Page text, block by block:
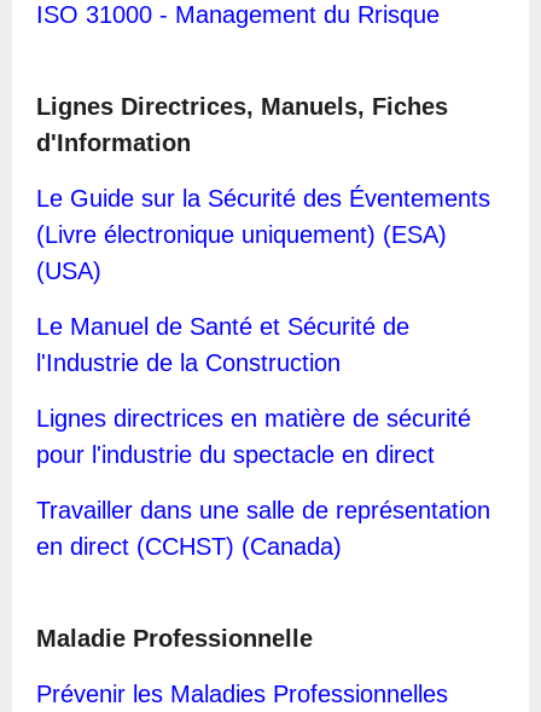
ISO 31000 - Management du Rrisque
Lignes Directrices, Manuels, Fiches
d'Information
Le Guide sur la Sécurité des Éventements
(Livre électronique uniquement) (ESA)
(USA)
Le Manuel de Santé et Sécurité de
l'Industrie de la Construction
Lignes directrices en matière de sécurité
pour l'industrie du spectacle en direct
Travailler dans une salle de représentation
en direct (CCHST) (Canada)
Maladie Professionnelle
Prévenir les Maladies Professionnelles